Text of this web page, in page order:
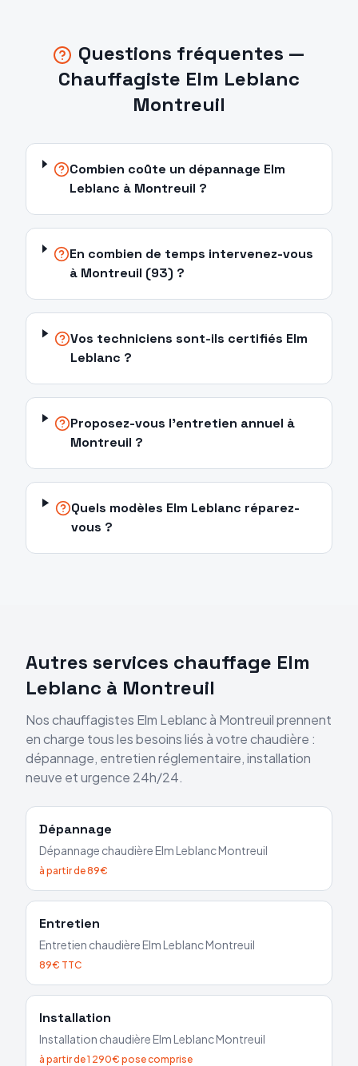
Questions fréquentes —
Chauffagiste Elm Leblanc
Montreuil
Combien coûte un dépannage Elm
Leblanc à Montreuil ?
En combien de temps intervenez-vous
à Montreuil (93) ?
Vos techniciens sont-ils certifiés Elm
Leblanc ?
Proposez-vous l'entretien annuel à
Montreuil ?
Quels modèles Elm Leblanc réparez-
vous ?
Autres services chauffage Elm
Leblanc à Montreuil
Nos chauffagistes Elm Leblancà Montreuilprennent
en charge tous les besoins liés à votre chaudière :
dépannage, entretien réglementaire, installation
neuve et urgence 24h/24.
Dépannage
Dépannage chaudièreElm LeblancMontreuil
à partir de 89€
Entretien
Entretien chaudièreElm LeblancMontreuil
89€ TTC
Installation
Installation chaudièreElm LeblancMontreuil
à partir de 1 290€ pose comprise